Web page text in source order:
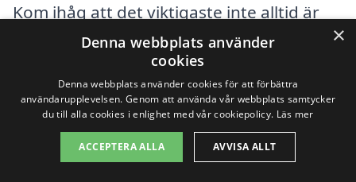
Kom ihåg att det viktigaste inte alltid är
att hitta det billigaste alternativet, utan
att också överväga kvaliteten på den
städning som erbjuds. Genom att välja ett
pålitligt företag kan du säkerställa att din
trapp förblir ren och inbjudande för både
×
Denna webbplats använder
cookies
Denna webbplats använder cookies för att förbättra
användarupplevelsen. Genom att använda vår webbplats samtycker
du till alla cookies i enlighet med vår cookiepolicy. Läs mer
ACCEPTERA ALLA AVVISA ALLT